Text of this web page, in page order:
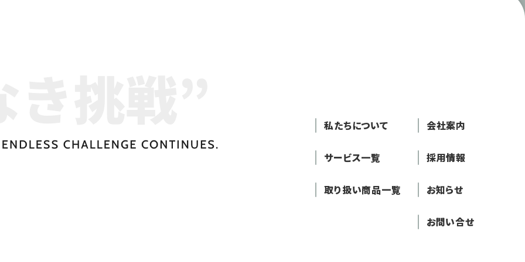
私たちについて
サービス一覧
取り扱い商品一覧
会社案内
採用情報
お知らせ
お問い合せ